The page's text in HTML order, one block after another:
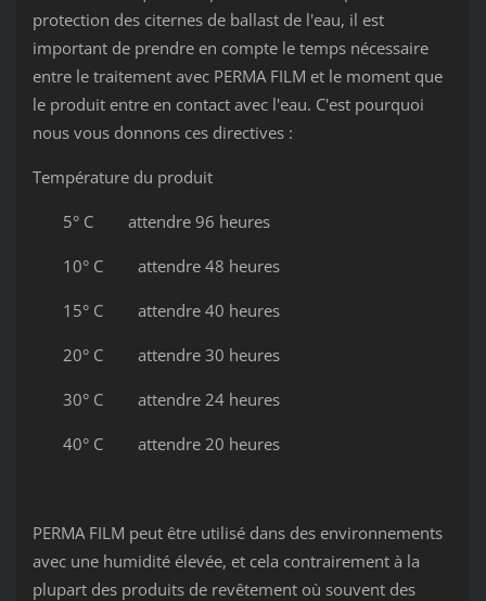
protection des citernes de ballast de l'eau, il est
important de prendre en compte le temps nécessaire
entre le traitement avec PERMA FILM et le moment que
le produit entre en contact avec l'eau. C'est pourquoi
nous vous donnons ces directives :
Température du produit
5° C attendre 96 heures
10° C attendre 48 heures
15° C attendre 40 heures
20° C attendre 30 heures
30° C attendre 24 heures
40° C attendre 20 heures
PERMA FILM peut être utilisé dans des environnements
avec une humidité élevée, et cela contrairement à la
plupart des produits de revêtement où souvent des